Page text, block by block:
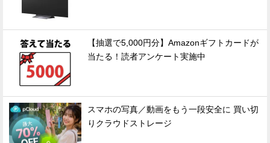
【抽選で5,000円分】Amazonギフトカードが
当たる！読者アンケート実施中
スマホの写真／動画をもう一段安全に 買い切
りクラウドストレージ